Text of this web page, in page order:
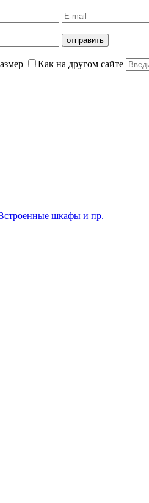
Как на другом сайте
шкафы и пр.